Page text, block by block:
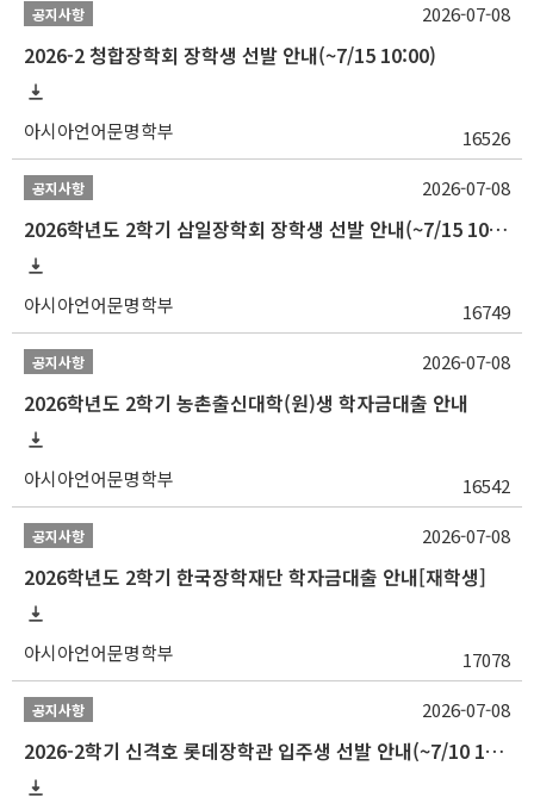
공지사항
2026-2 청합장학회 장학생 선발 안내(~7/15 10:00)
아시아언어문명학부 16526
2026-07-08
공지사항
2026학년도 2학기 삼일장학회 장학생 선발 안내(~7/15 10:00)
아시아언어문명학부 16749
2026-07-08
공지사항
2026학년도 2학기 농촌출신대학(원)생 학자금대출 안내
아시아언어문명학부 16542
2026-07-08
공지사항
2026학년도 2학기 한국장학재단 학자금대출 안내[재학생]
아시아언어문명학부 17078
2026-07-08
공지사항
2026-2학기 신격호 롯데장학관 입주생 선발 안내(~7/10 10:00)
2026-07-08